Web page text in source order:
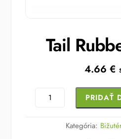
Tail
4.66 €
množstvo
PRIDAŤ
Kategória: